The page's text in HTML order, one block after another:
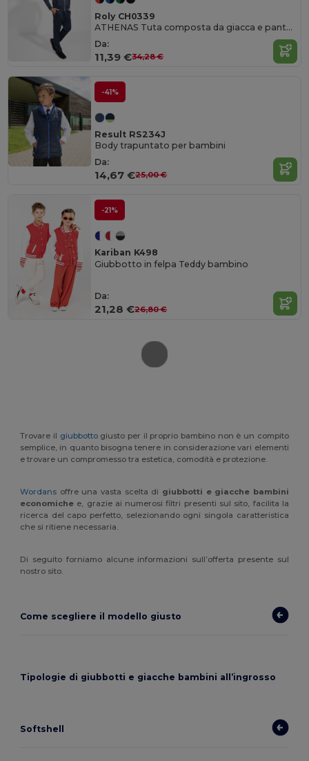
Roly CH0339
ATHENAS Tuta composta da giacca e pantalone
Da:
11,39 €34,28 €
-41%
Result RS234J
Body trapuntato per bambini
Da:
14,67 €25,00 €
-21%
Kariban K498
Giubbotto in felpa Teddy bambino
Da:
21,28 €26,80 €
Trovare il giubbotto giusto per il proprio bambino non è un compito
semplice, in quanto bisogna tenere in considerazione vari elementi
e trovare un compromesso tra estetica, comodità e protezione.
Wordans offre una vasta scelta di giubbotti e giacche bambini
economiche e, grazie ai numerosi filtri presenti sul sito, facilita la
ricerca del capo perfetto, selezionando ogni singola caratteristica
che si ritiene necessaria.
Di seguito forniamo alcune informazioni sull’offerta presente sul
nostro sito.
Come scegliere il modello giusto
Tipologie di giubbotti e giacche bambini all’ingrosso
Softshell